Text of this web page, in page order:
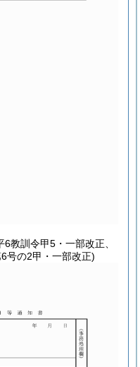
教訓令甲5・一部改正、
号の2甲・一部改正)